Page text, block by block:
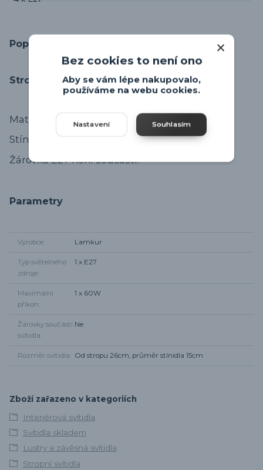
Popis výrobku
Stropní svítidloLamkur Augustino.
Materiál montury je kov.
Stínidlo textilní s dřevěným prvkem.
Žárovka E27 není součástí.
Parametry
Výrobce Lamkur
Typ světelného
zdroje
1 x E27
Maximální
příkon
1 x 60W
Žárovky součástí
svítidla
Ne
Rozměr svítidla Od stropu 26cm, průměr stínidla 15cm
Zboží zařazeno v kategoriích
Interiérová svítidla
Svítidla skladem
Lustry a závěsná svítidla
Stropní svítidla
Bez cookies to není ono
Aby se vám lépe nakupovalo,
používáme na webu cookies.
Nastavení Souhlasím